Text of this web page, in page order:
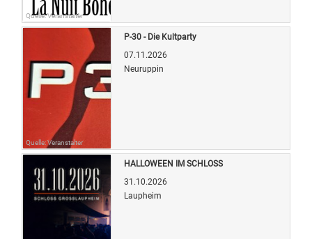
Quelle: Veranstalter
Quelle: Veranstalter
P-30 - Die Kultparty
07.11.2026
Neuruppin
HALLOWEEN IM SCHLOSS
31.10.2026
Laupheim